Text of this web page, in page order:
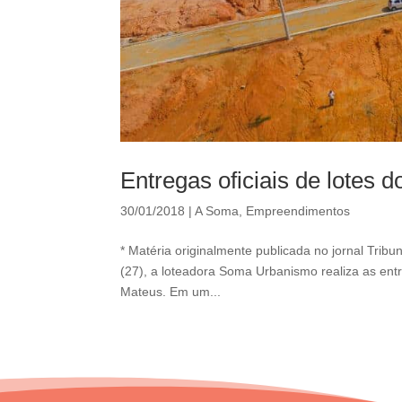
Entregas oficiais de lotes
30/01/2018 |A Soma, Empreendimentos
* Matéria originalmente publicada no jornal
(27), a loteadora Soma Urbanismo realiza as
Mateus. Em um...